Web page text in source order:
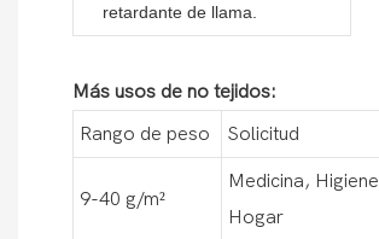
retardante de llama.
Más usos de no tejidos:
Rango de peso
Solicitud
9-40 g/m²
Medicina,
Hogar